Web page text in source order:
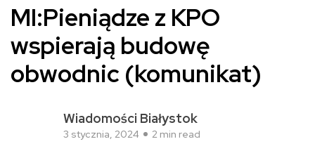
MI:Pieniądze z KPO
wspierają budowę
obwodnic (komunikat)
Wiadomości Białystok
3 stycznia, 2024 2 min read